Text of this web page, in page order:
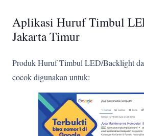
Aplikasi Huruf Timbul
Jakarta Timur
Produk Huruf Timbul LED/Backlight
cocok digunakan untuk: